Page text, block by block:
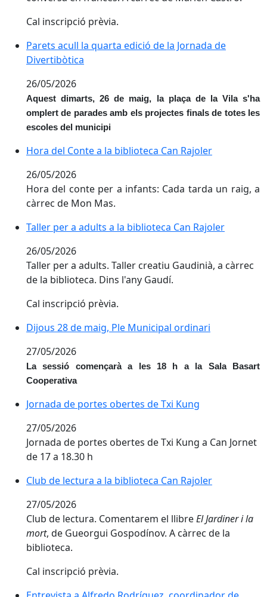
Cal inscripció prèvia.
Parets acull la quarta edició de la Jornada de
Parets acull la quarta edició de la Jornada de
Divertibòtica
26/05/2026
Aquest dimarts, 26 de maig, la plaça de la Vila s'ha
omplert de parades amb els projectes finals de totes les
escoles del municipi
Hora del Conte a la biblioteca Can Rajoler
26/05/2026
Hora del conte per a infants: Cada tarda un raig, a
càrrec de Mon Mas.
Taller per a adults a la biblioteca Can Rajoler
26/05/2026
Taller per a adults. Taller creatiu Gaudinià, a càrrec
de la biblioteca. Dins l'any Gaudí.
Cal inscripció prèvia.
Dijous 28 de maig, Ple Municipal ordinari
Dijous 28 de maig, Ple Municipal ordinari
27/05/2026
La sessió començarà a les 18 h a la Sala Basart
Cooperativa
Jornada de portes obertes de Txi Kung
27/05/2026
Jornada de portes obertes de Txi Kung a Can Jornet
de 17 a 18.30 h
Club de lectura a la biblioteca Can Rajoler
27/05/2026
Club de lectura. Comentarem el llibreEl Jardiner i la
mort, de Gueorgui Gospodínov. A càrrec de la
biblioteca.
Cal inscripció prèvia.